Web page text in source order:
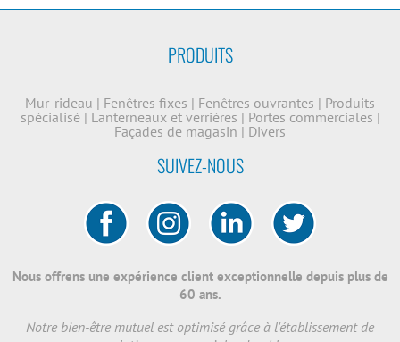
PRODUITS
Mur-rideau | Fenêtres fixes | Fenêtres ouvrantes | Produits
spécialisé | Lanterneaux et verrières | Portes commerciales |
Façades de magasin | Divers
SUIVEZ-NOUS
Nous offrens une expérience client exceptionnelle depuis plus de
60 ans.
Notre bien-être mutuel est optimisé grâce à l'établissement de